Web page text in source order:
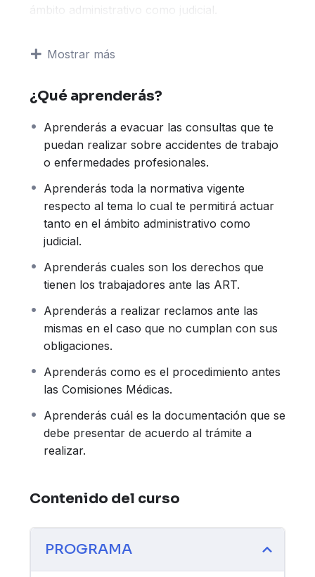
ámbito administrativo como judicial.
herramientas para que puedas realizar
cumplan con sus obligaciones. Asimismo
indemnización que la ART le debe abonar
trabajador.
También te explicaremos como es el
procedimiento antes las Comisiones Médicas, la
documentación que se debe presentar de
acuerdo al trámite a realizar, así como también
las diferentes audiencias y resoluciones que se
Estos conocimientos te permitirán brindarle al
trabajador, que sufrió un accidente de trabajo o
padece una enfermedad profesional, un
asesoramiento completo en las diferentes
etapas del proceso para que pueda ejercer
Mostrar más
¿Qué aprenderás?
Aprenderás a evacuar las consultas que te
puedan realizar sobre accidentes de trabajo
o enfermedades profesionales.
Aprenderás toda la normativa vigente
respecto al tema lo cual te permitirá actuar
tanto en el ámbito administrativo como
judicial.
Aprenderás cuales son los derechos que
tienen los trabajadores ante las ART.
Aprenderás a realizar reclamos ante las
mismas en el caso que no cumplan con sus
obligaciones.
Aprenderás como es el procedimiento antes
las Comisiones Médicas.
Aprenderás cuál es la documentación que se
debe presentar de acuerdo al trámite a
realizar.
Contenido del curso
PROGRAMA